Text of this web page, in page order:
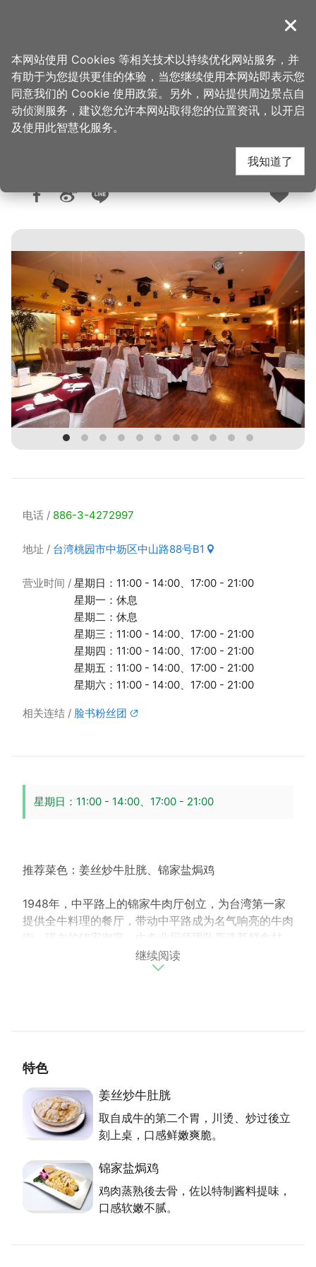
導覽
首页 > 想去的地方 > 美食、购物 > 美食快搜
锦家御宴
人气：1.4万
电话 886-3-4272997
地址 台湾桃园市中坜区中山路88号B1
营业时间
星期日：11:00 - 14:00、17:00 - 21:00
星期一：休息
星期二：休息
星期三：11:00 - 14:00、17:00 - 21:00
星期四：11:00 - 14:00、17:00 - 21:00
星期五：11:00 - 14:00、17:00 - 21:00
星期六：11:00 - 14:00、17:00 - 21:00
相关连结 脸书粉丝团
星期日：11:00 - 14:00、17:00 - 21:00
推荐菜色：姜丝炒牛肚胱、锦家盐焗鸡
1948年，中平路上的锦家牛肉厅创立，为台湾第一家
提供全牛料理的餐厅，带动中平路成为名气响亮的牛肉
街。现在的锦家御宴，由专业厨师团队严选新鲜食材，
提供精致高档餐饮，6年前传承家业的现任老板，自信
表示锦家御宴可依客人口味提供无菜单料理，满足客人
黑白二道 必点佳肴
锦家投入新鲜食材成本之高，其他店家难以匹敌，坚持
原汁原味的料理方式，让一品牛鞭锅在1980年便获美
食金牌奖肯定。锦家有着一甲子的美味，首推黑白二
道。黑道指的是姜丝牛百页，用的是有牛圣经之称的成
牛牛胃，条条皱折口感爽脆又紮实；白道则是姜丝炒牛
肚胱，以成牛的第二个胃，去掉内外胃皮，只留有隔间
的肌肉，川烫、炒过立刻上桌，口感鲜嫩爽脆，每条牛
继续阅读
特色
姜丝炒牛肚胱
取自成牛的第二个胃，川烫、炒过後立
刻上桌，口感鲜嫩爽脆。
锦家盐焗鸡
鸡肉蒸熟後去骨，佐以特制酱料提味，
口感软嫩不腻。
关闭
本网站使用 Cookies 等相关技术以持续优化网站服务，并
有助于为您提供更佳的体验，当您继续使用本网站即表示您
同意我们的 Cookie 使用政策。另外，网站提供周边景点自
动侦测服务，建议您允许本网站取得您的位置资讯，以开启
及使用此智慧化服务。
我知道了